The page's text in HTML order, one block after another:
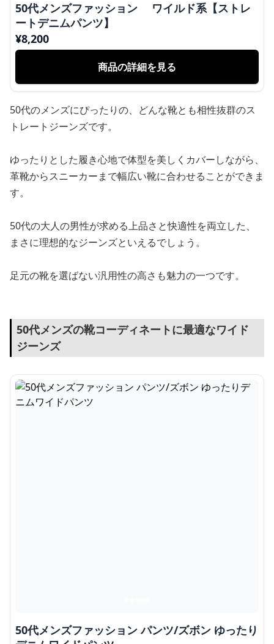
50代メンズファッション ワイルド系【ストレ
ートデニムパンツ】
¥8,200
商品の詳細を見る
50代のメンズにぴったりの、どんな靴とも相性抜群のス
トレートジーンズです。
ゆったりとした履き心地で体型を美しくカバーしながら、
革靴からスニーカーまで幅広い靴に合わせることができま
す。
50代の大人の男性が求める上品さと快適性を両立した、
まさに理想的なジーンズといえるでしょう。
足元の靴を選ばない汎用性の高さも魅力の一つです。
50代メンズの靴コーディネートに最適なワイド
ジーンズ
50代メンズファッション パンツ/ズボン ゆったり